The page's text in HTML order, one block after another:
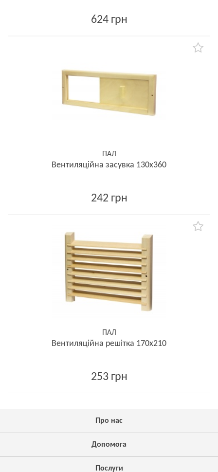
624 грн
ПАЛ
Вентиляційна засувка 130х360
242 грн
ПАЛ
Вентиляційна решітка 170х210
253 грн
Про нас
Допомога
Послуги